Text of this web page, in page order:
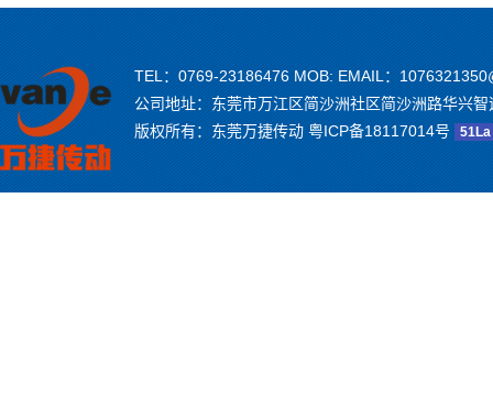
TEL：0769-23186476 MOB: EMAIL：
公司地址：东莞市万江区简沙洲社区简沙洲路华兴
版权所有：东莞万捷传动 粤ICP备18117014号 51La